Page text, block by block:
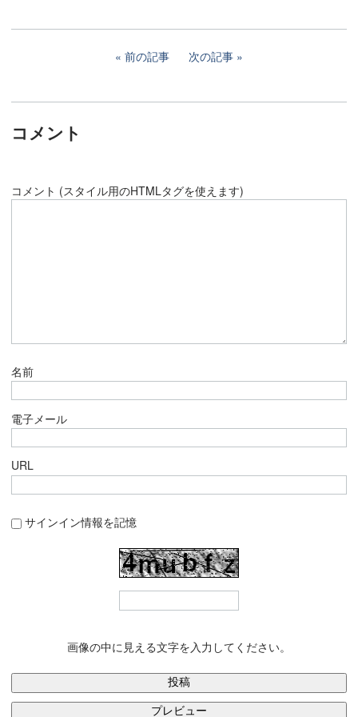
前の記事 次の記事
コメント
コメント (スタイル用のHTMLタグを使えます)
名前
電子メール
URL
サインイン情報を記憶
画像の中に見える文字を入力してください。